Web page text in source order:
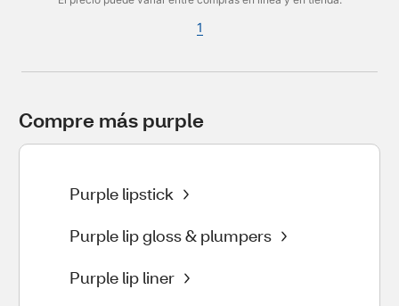
1
Compre más purple
Purple lipstick
Purple lip gloss & plumpers
Purple lip liner